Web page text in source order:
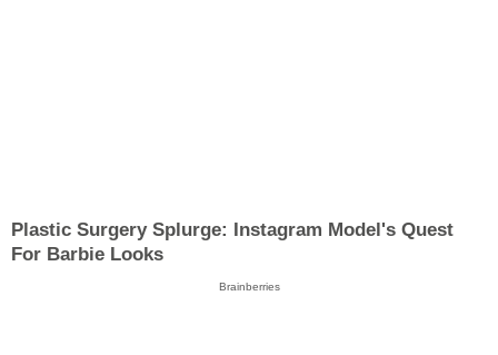
Plastic Surgery Splurge: Instagram Model's Quest
For Barbie Looks
Brainberries